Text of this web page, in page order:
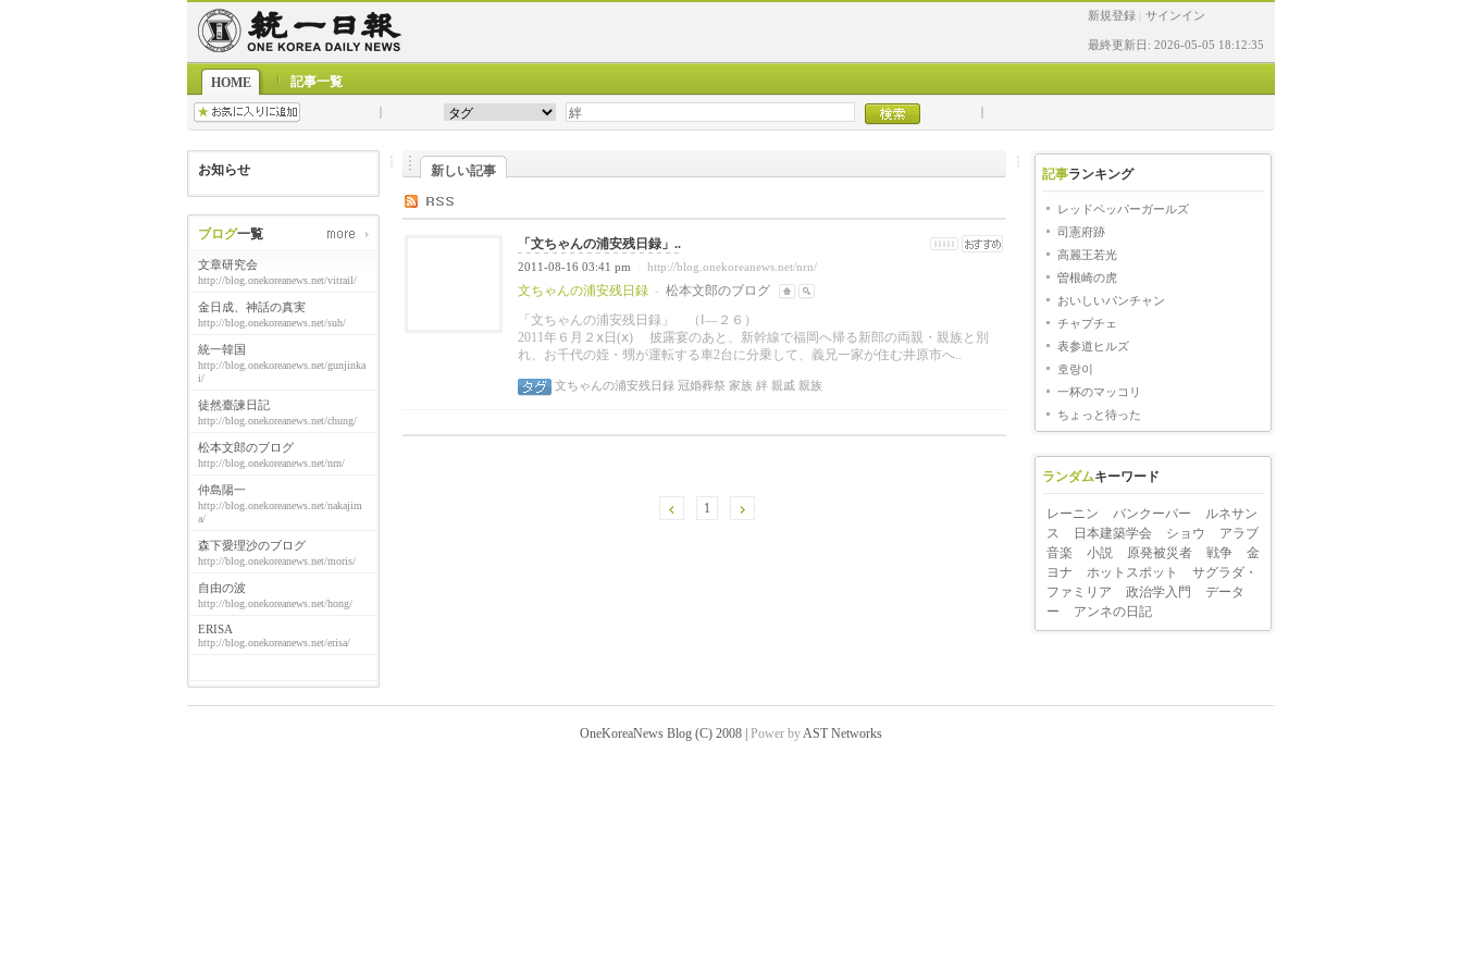
新規登録 サインイン
最終更新日: 2026-05-05 18:12:35
HOME 記事一覧
お知らせ
ブログ一覧
文章研究会
http://blog.onekoreanews.net/vitrail/
金日成、神話の真実
http://blog.onekoreanews.net/suh/
統一韓国
http://blog.onekoreanews.net/gunjinka
i/
徒然臺諫日記
http://blog.onekoreanews.net/chung/
松本文郎のブログ
http://blog.onekoreanews.net/nrn/
仲島陽一
http://blog.onekoreanews.net/nakajim
a/
森下愛理沙のブログ
http://blog.onekoreanews.net/moris/
自由の波
http://blog.onekoreanews.net/hong/
ERISA
http://blog.onekoreanews.net/erisa/
新しい記事
「文ちゃんの浦安残日録」..
2011-08-16 03:41 pm http://blog.onekoreanews.net/nrn/
文ちゃんの浦安残日録 -
松本文郎のブログ
「文ちゃんの浦安残日録」 （Ⅰ―２６）
2011年６月２ⅹ日(ⅹ) 披露宴のあと、新幹線で福岡へ帰る新郎の両親・親族と別
れ、お千代の姪・甥が運転する車2台に分乗して、義兄一家が住む井原市へ..
文ちゃんの浦安残日録 冠婚葬祭 家族 絆 親戚 親族
1
記事ランキング
レッドペッパーガールズ
司憲府跡
高麗王若光
曽根崎の虎
おいしいパンチャン
チャプチェ
表参道ヒルズ
호랑이
一杯のマッコリ
ちょっと待った
ランダムキーワード
レーニン バンクーバー
ルネサン
ス
日本建築学会 ショウ
アラブ
音楽
小説 原発被災者 戦争
金
ヨナ
ホットスポット
サグラダ・
ファミリア
政治学入門
データ
ー
アンネの日記
OneKoreaNews Blog (C) 2008 | Power byAST Networks